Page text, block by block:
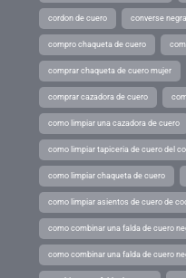
cordon de cuero converse
compro chaqueta de cuero
comprar chaqueta de cuero mujer
comprar cazadora de cuero
como limpiar una cazadora de cuero
como limpiar tapiceria de cuero del
como limpiar chaqueta de cuero
como limpiar asientos de cuero de
como combinar una falda de cuero
como combinar una falda de cuero